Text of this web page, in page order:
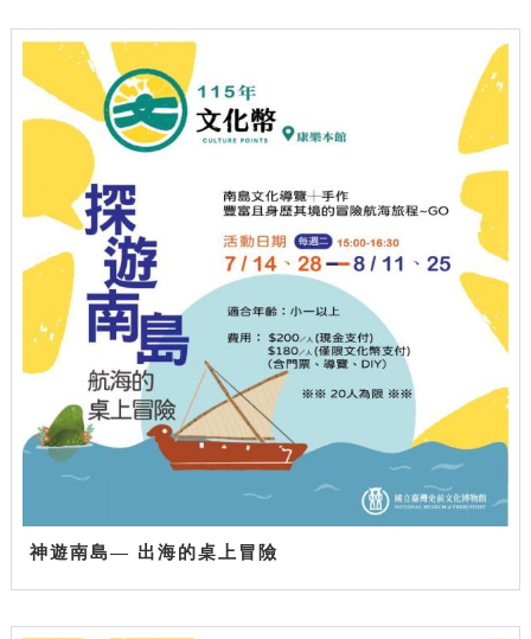
神遊南島— 出海的桌上冒險